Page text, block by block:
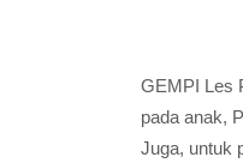
GEMPI Les
pada anak,
Juga, untuk